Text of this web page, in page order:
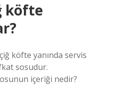
köfte
köfte yanında servis
sosudur.
içeriği nedir?